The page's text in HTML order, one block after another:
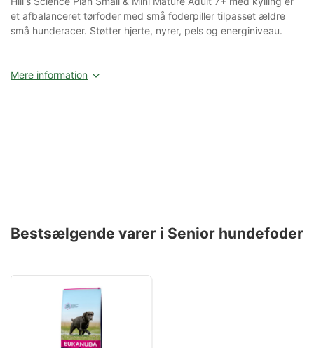
et afbalanceret tørfoder med små foderpiller tilpasset ældre
små hunderacer. Støtter hjerte, nyrer, pels og energiniveau.
Mere information
Bestsælgende varer i Senior hundefoder